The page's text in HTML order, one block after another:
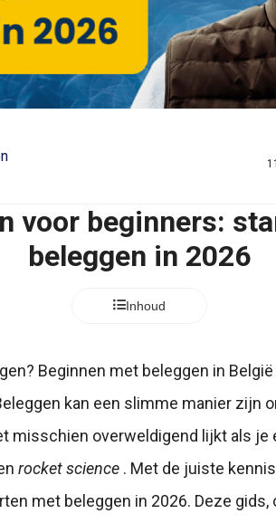
voor beginners:
beleggen in 2026
Inhoud
Beginnen met beleggen in België
kan een slimme manier zijn
misschien overweldigend lijkt als je
rocket science . Met de juiste
met beleggen in 2026. Deze gids,